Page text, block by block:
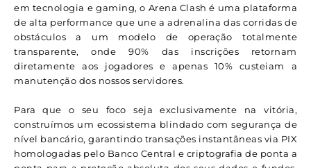
em tecnologia e gaming, o Arena Clash é uma plataforma
de alta performance que une a adrenalina das corridas de
obstáculos a um modelo de operação totalmente
transparente, onde 90% das inscrições retornam
diretamente aos jogadores e apenas 10% custeiam a
manutenção dos nossos servidores.
Para que o seu foco seja exclusivamente na vitória,
construímos um ecossistema blindado com segurança de
nível bancário, garantindo transações instantâneas via PIX
homologadas pelo Banco Central e criptografia de ponta a